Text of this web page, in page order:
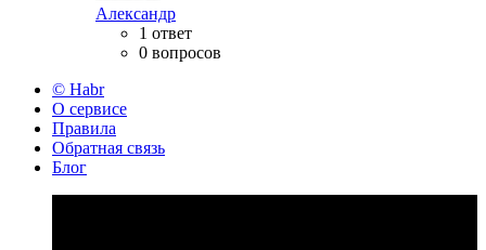
Александр
1 ответ
0 вопросов
© Habr
О сервисе
Правила
Обратная связь
Блог